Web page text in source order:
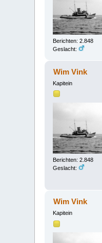
Berichten: 2.848
Geslacht:
Wim Vink
Kapitein
Berichten: 2.848
Geslacht:
Wim Vink
Kapitein